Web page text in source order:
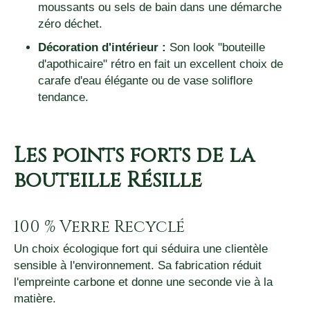
moussants ou sels de bain dans une démarche
zéro déchet.
Décoration d'intérieur : Son look "bouteille
d'apothicaire" rétro en fait un excellent choix de
carafe d'eau élégante ou de vase soliflore
tendance.
Les points forts de la
bouteille Résille
100 % Verre Recyclé
Un choix écologique fort qui séduira une clientèle
sensible à l'environnement. Sa fabrication réduit
l'empreinte carbone et donne une seconde vie à la
matière.